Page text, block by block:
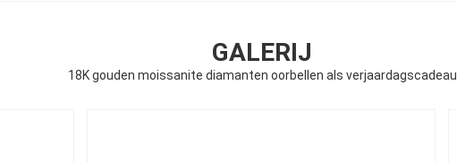
GALERIJ
18K gouden moissanite diamanten oorbellen als verjaardagscadeau